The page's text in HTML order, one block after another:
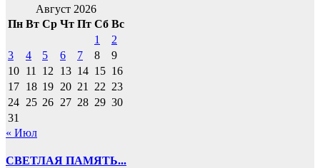
Август 2026
Пн Вт Ср Чт Пт Сб Вс
1
2
3
4 5 6 7 8
9
10 11 12 13 14 15 16
17 18 19 20 21 22 23
24 25 26 27 28 29 30
31
« Июл
СВЕТЛАЯ ПАМЯТЬ...